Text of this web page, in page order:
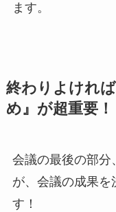
ます。
終わりよけれ
め』が超重要！
会議の最後の部分
が、会議の成果を
す！